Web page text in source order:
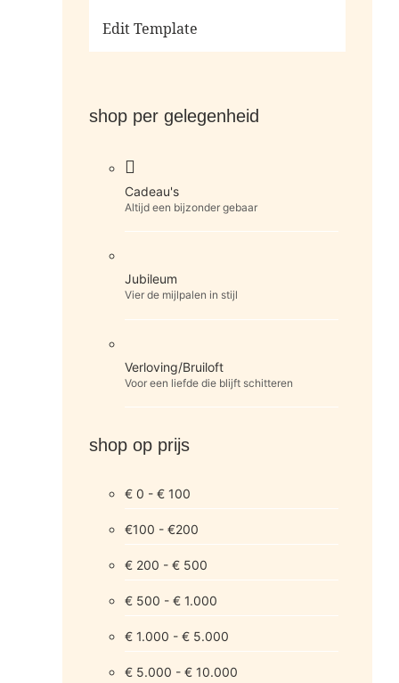
Edit Template
shop per gelegenheid
Cadeau's
Altijd een bijzonder gebaar
Jubileum
Vier de mijlpalen in stijl
Verloving/Bruiloft
Voor een liefde die blijft schitteren
shop op prijs
€ 0 - € 100
€100 - €200
€ 200 - € 500
€ 500 - € 1.000
€ 1.000 - € 5.000
€ 5.000 - € 10.000